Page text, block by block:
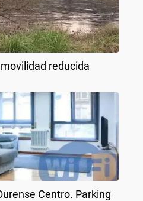
reducida
Centro. Parking